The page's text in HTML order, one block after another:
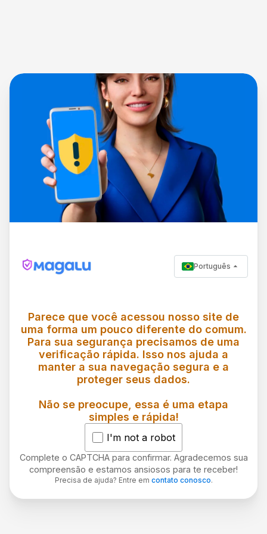
Português
Parece que você acessou nosso site de
uma forma um pouco diferente do comum.
Para sua segurança precisamos de uma
verificação rápida. Isso nos ajuda a
manter a sua navegação segura e a
proteger seus dados.
Não se preocupe, essa é uma etapa
simples e rápida!
I'm not a robot
Complete o CAPTCHA para confirmar. Agradecemos sua
compreensão e estamos ansiosos para te receber!
Precisa de ajuda? Entre em contato conosco.